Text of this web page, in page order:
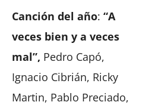
Canción del año: “A
veces bien y a veces
mal”, Pedro Capó,
Ignacio Cibrián, Ricky
Martin, Pablo Preciado,